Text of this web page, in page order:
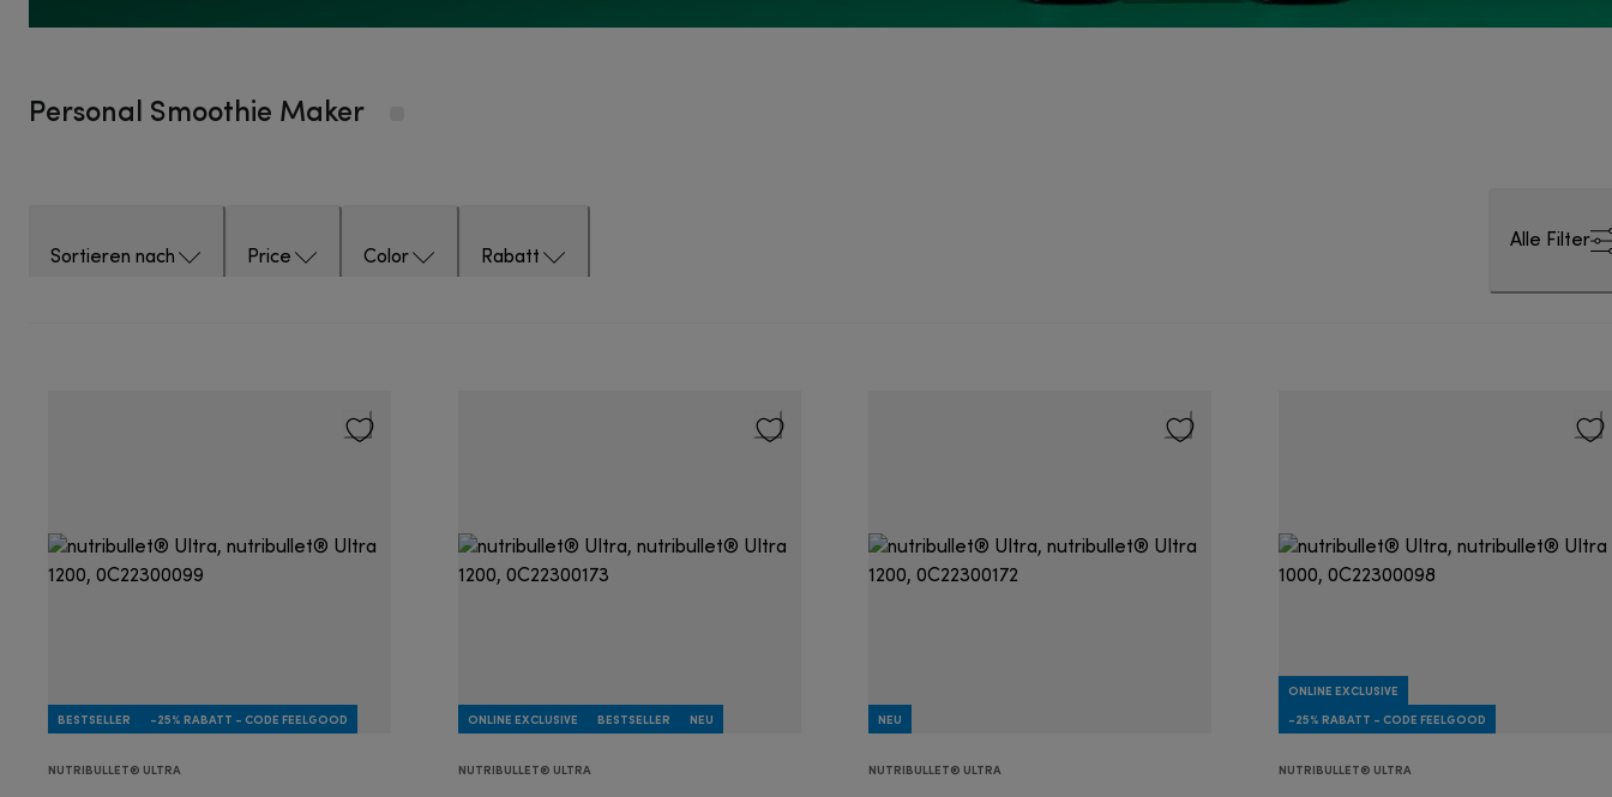
Personal Smoothie Maker
Sortieren nach Price Color Rabatt
Alle Filter
BESTSELLER -25% RABATT - CODE FEELGOOD
NUTRIBULLET® ULTRA
ONLINE EXCLUSIVE BESTSELLER NEU
NUTRIBULLET® ULTRA
NEU
NUTRIBULLET® ULTRA
ONLINE EXCLUSIVE
-25% RABATT - CODE FEELGOOD
NUTRIBULLET® ULTRA